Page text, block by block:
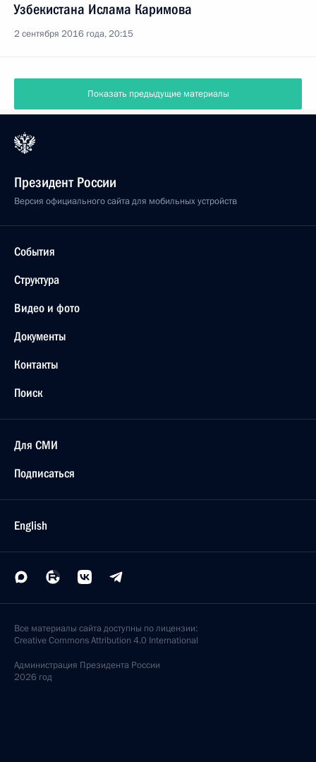
Узбекистана Ислама Каримова
2 сентября 2016 года, 20:15
Показать предыдущие материалы
Президент России
Версия официального сайта для мобильных устройств
События
Структура
Видео и фото
Документы
Контакты
Поиск
Для СМИ
Подписаться
English
Все материалы сайта доступны по лицензии:
Creative Commons Attribution 4.0 International
Администрация Президента России
2026 год